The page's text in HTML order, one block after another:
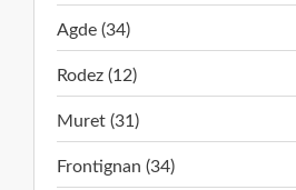
Agde (34)
Rodez (12)
Muret (31)
Frontignan (34)